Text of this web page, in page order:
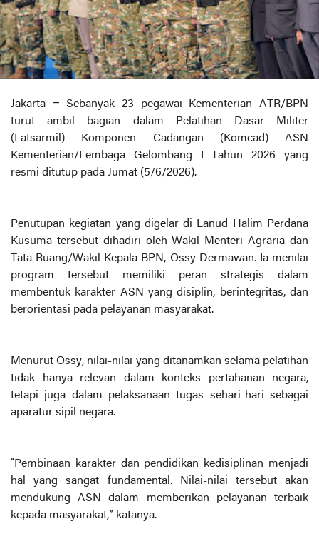
Jakarta – Sebanyak 23 pegawai Kementerian ATR/BPN
turut ambil bagian dalam Pelatihan Dasar Militer
(Latsarmil) Komponen Cadangan (Komcad) ASN
Kementerian/Lembaga Gelombang I Tahun 2026 yang
resmi ditutup pada Jumat (5/6/2026).
Penutupan kegiatan yang digelar di Lanud Halim Perdana
Kusuma tersebut dihadiri oleh Wakil Menteri Agraria dan
Tata Ruang/Wakil Kepala BPN, Ossy Dermawan. Ia menilai
program tersebut memiliki peran strategis dalam
membentuk karakter ASN yang disiplin, berintegritas, dan
berorientasi pada pelayanan masyarakat.
Menurut Ossy, nilai-nilai yang ditanamkan selama pelatihan
tidak hanya relevan dalam konteks pertahanan negara,
tetapi juga dalam pelaksanaan tugas sehari-hari sebagai
aparatur sipil negara.
“Pembinaan karakter dan pendidikan kedisiplinan menjadi
hal yang sangat fundamental. Nilai-nilai tersebut akan
mendukung ASN dalam memberikan pelayanan terbaik
kepada masyarakat,” katanya.